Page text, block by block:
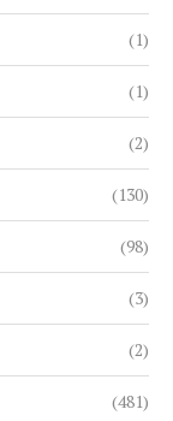
(1)
(1)
(2)
(130)
(98)
(3)
(2)
(481)